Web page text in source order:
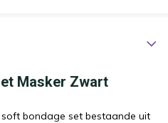
Masker Zwart
bondage set bestaande uit